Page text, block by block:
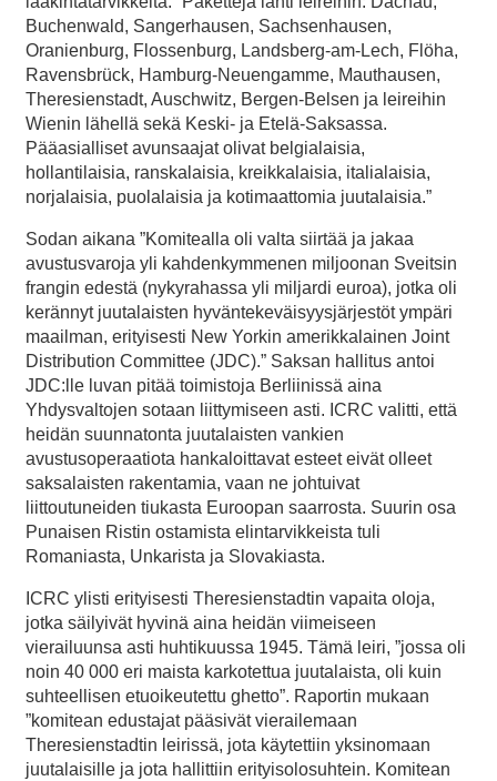
Buchenwald, Sangerhausen, Sachsenhausen,
Oranienburg, Flossenburg, Landsberg-am-Lech, Flöha,
Ravensbrück, Hamburg-Neuengamme, Mauthausen,
Theresienstadt, Auschwitz, Bergen-Belsen ja leireihin
Wienin lähellä sekä Keski- ja Etelä-Saksassa.
Pääasialliset avunsaajat olivat belgialaisia,
hollantilaisia, ranskalaisia, kreikkalaisia, italialaisia,
norjalaisia, puolalaisia ja kotimaattomia juutalaisia.”
Sodan aikana ”Komitealla oli valta siirtää ja jakaa
avustusvaroja yli kahdenkymmenen miljoonan Sveitsin
frangin edestä (nykyrahassa yli miljardi euroa), jotka oli
kerännyt juutalaisten hyväntekeväisyysjärjestöt ympäri
maailman, erityisesti New Yorkin amerikkalainen Joint
Distribution Committee (JDC).” Saksan hallitus antoi
JDC:lle luvan pitää toimistoja Berliinissä aina
Yhdysvaltojen sotaan liittymiseen asti. ICRC valitti, että
heidän suunnatonta juutalaisten vankien
avustusoperaatiota hankaloittavat esteet eivät olleet
saksalaisten rakentamia, vaan ne johtuivat
liittoutuneiden tiukasta Euroopan saarrosta. Suurin osa
Punaisen Ristin ostamista elintarvikkeista tuli
Romaniasta, Unkarista ja Slovakiasta.
ICRC ylisti erityisesti Theresienstadtin vapaita oloja,
jotka säilyivät hyvinä aina heidän viimeiseen
vierailuunsa asti huhtikuussa 1945. Tämä leiri, ”jossa oli
noin 40 000 eri maista karkotettua juutalaista, oli kuin
suhteellisen etuoikeutettu ghetto”. Raportin mukaan
”komitean edustajat pääsivät vierailemaan
Theresienstadtin leirissä, jota käytettiin yksinomaan
juutalaisille ja jota hallittiin erityisolosuhtein. Komitean